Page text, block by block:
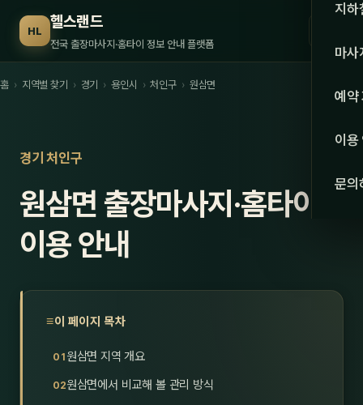
HL 헬스랜드
전국 출장마사지·홈타이 정보 안내 플랫폼 서울
강원·
강원
충북
지하
마사
관리
스
예약
이용
문의
홈 › 지역별 찾기 › 경기 › 용인시 › 처인구 › 원삼면
경기 처인구
원삼면 출장마사지·홈타이
이용 안내
이 페이지 목차
원삼면 지역 개요
원삼면에서 비교해 볼 관리 방식